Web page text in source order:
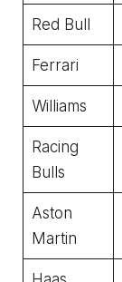
Red Bull
Ferrari
Williams
Racing
Bulls
Aston
Martin